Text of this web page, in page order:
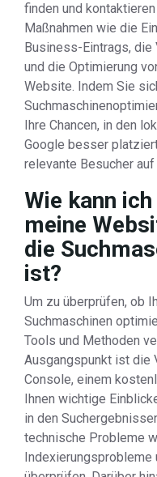
finden und
Maßnahmen wie die
Business-Eintrags,
und die Optimierung
Website. Indem Sie
Ihre Chancen, in den
Google besser
relevante Besucher
Wie kann
meine
die
ist?
Um zu überprüfen, ob
Suchmaschinen
Tools und Methoden
Ausgangspunkt ist die
Console, einem
Ihnen wichtige
in den
technische Probleme